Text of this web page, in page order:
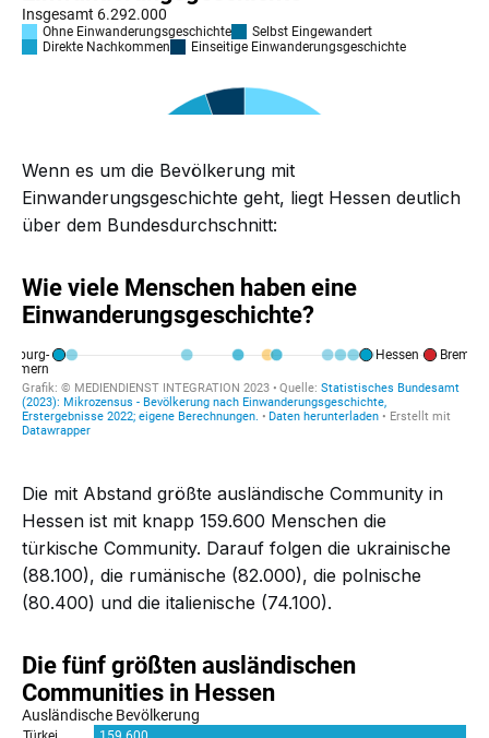
Wenn es um die Bevölkerung mit
Einwanderungsgeschichte geht, liegt Hessen deutlich
über dem Bundesdurchschnitt:
Die mit Abstand größte ausländische Community in
Hessen ist mit knapp 159.600 Menschen die
türkische Community. Darauf folgen die ukrainische
(88.100), die rumänische (82.000), die polnische
(80.400) und die italienische (74.100).